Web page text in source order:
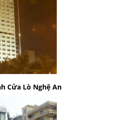
Cửa Lò Nghệ An